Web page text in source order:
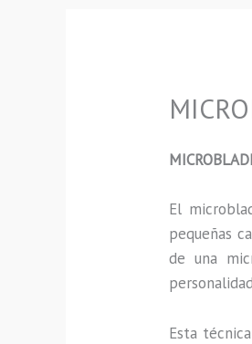
El
pequeñas
de una
Esta